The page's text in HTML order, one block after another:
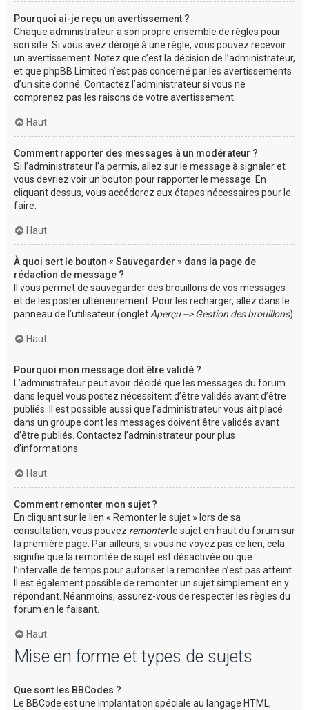
Pourquoi ai-je reçu un avertissement ?
Chaque administrateur a son propre ensemble de règles pour
son site. Si vous avez dérogé à une règle, vous pouvez recevoir
un avertissement. Notez que c’est la décision de l’administrateur,
et que phpBB Limited n’est pas concerné par les avertissements
d’un site donné. Contactez l’administrateur si vous ne
comprenez pas les raisons de votre avertissement.
Haut
Comment rapporter des messages à un modérateur ?
Si l’administrateur l’a permis, allez sur le message à signaler et
vous devriez voir un bouton pour rapporter le message. En
cliquant dessus, vous accéderez aux étapes nécessaires pour le
faire.
Haut
À quoi sert le bouton « Sauvegarder » dans la page de
rédaction de message ?
Il vous permet de sauvegarder des brouillons de vos messages
et de les poster ultérieurement. Pour les recharger, allez dans le
panneau de l’utilisateur (onglet Aperçu --> Gestion des brouillons).
Haut
Pourquoi mon message doit être validé ?
L’administrateur peut avoir décidé que les messages du forum
dans lequel vous postez nécessitent d’être validés avant d’être
publiés. Il est possible aussi que l’administrateur vous ait placé
dans un groupe dont les messages doivent être validés avant
d’être publiés. Contactez l’administrateur pour plus
d’informations.
Haut
Comment remonter mon sujet ?
En cliquant sur le lien « Remonter le sujet » lors de sa
consultation, vous pouvez remonterle sujet en haut du forum sur
la première page. Par ailleurs, si vous ne voyez pas ce lien, cela
signifie que la remontée de sujet est désactivée ou que
l’intervalle de temps pour autoriser la remontée n’est pas atteint.
Il est également possible de remonter un sujet simplement en y
répondant. Néanmoins, assurez-vous de respecter les règles du
forum en le faisant.
Haut
Mise en forme et types de sujets
Que sont les BBCodes ?
Le BBCode est une implantation spéciale au langage HTML,